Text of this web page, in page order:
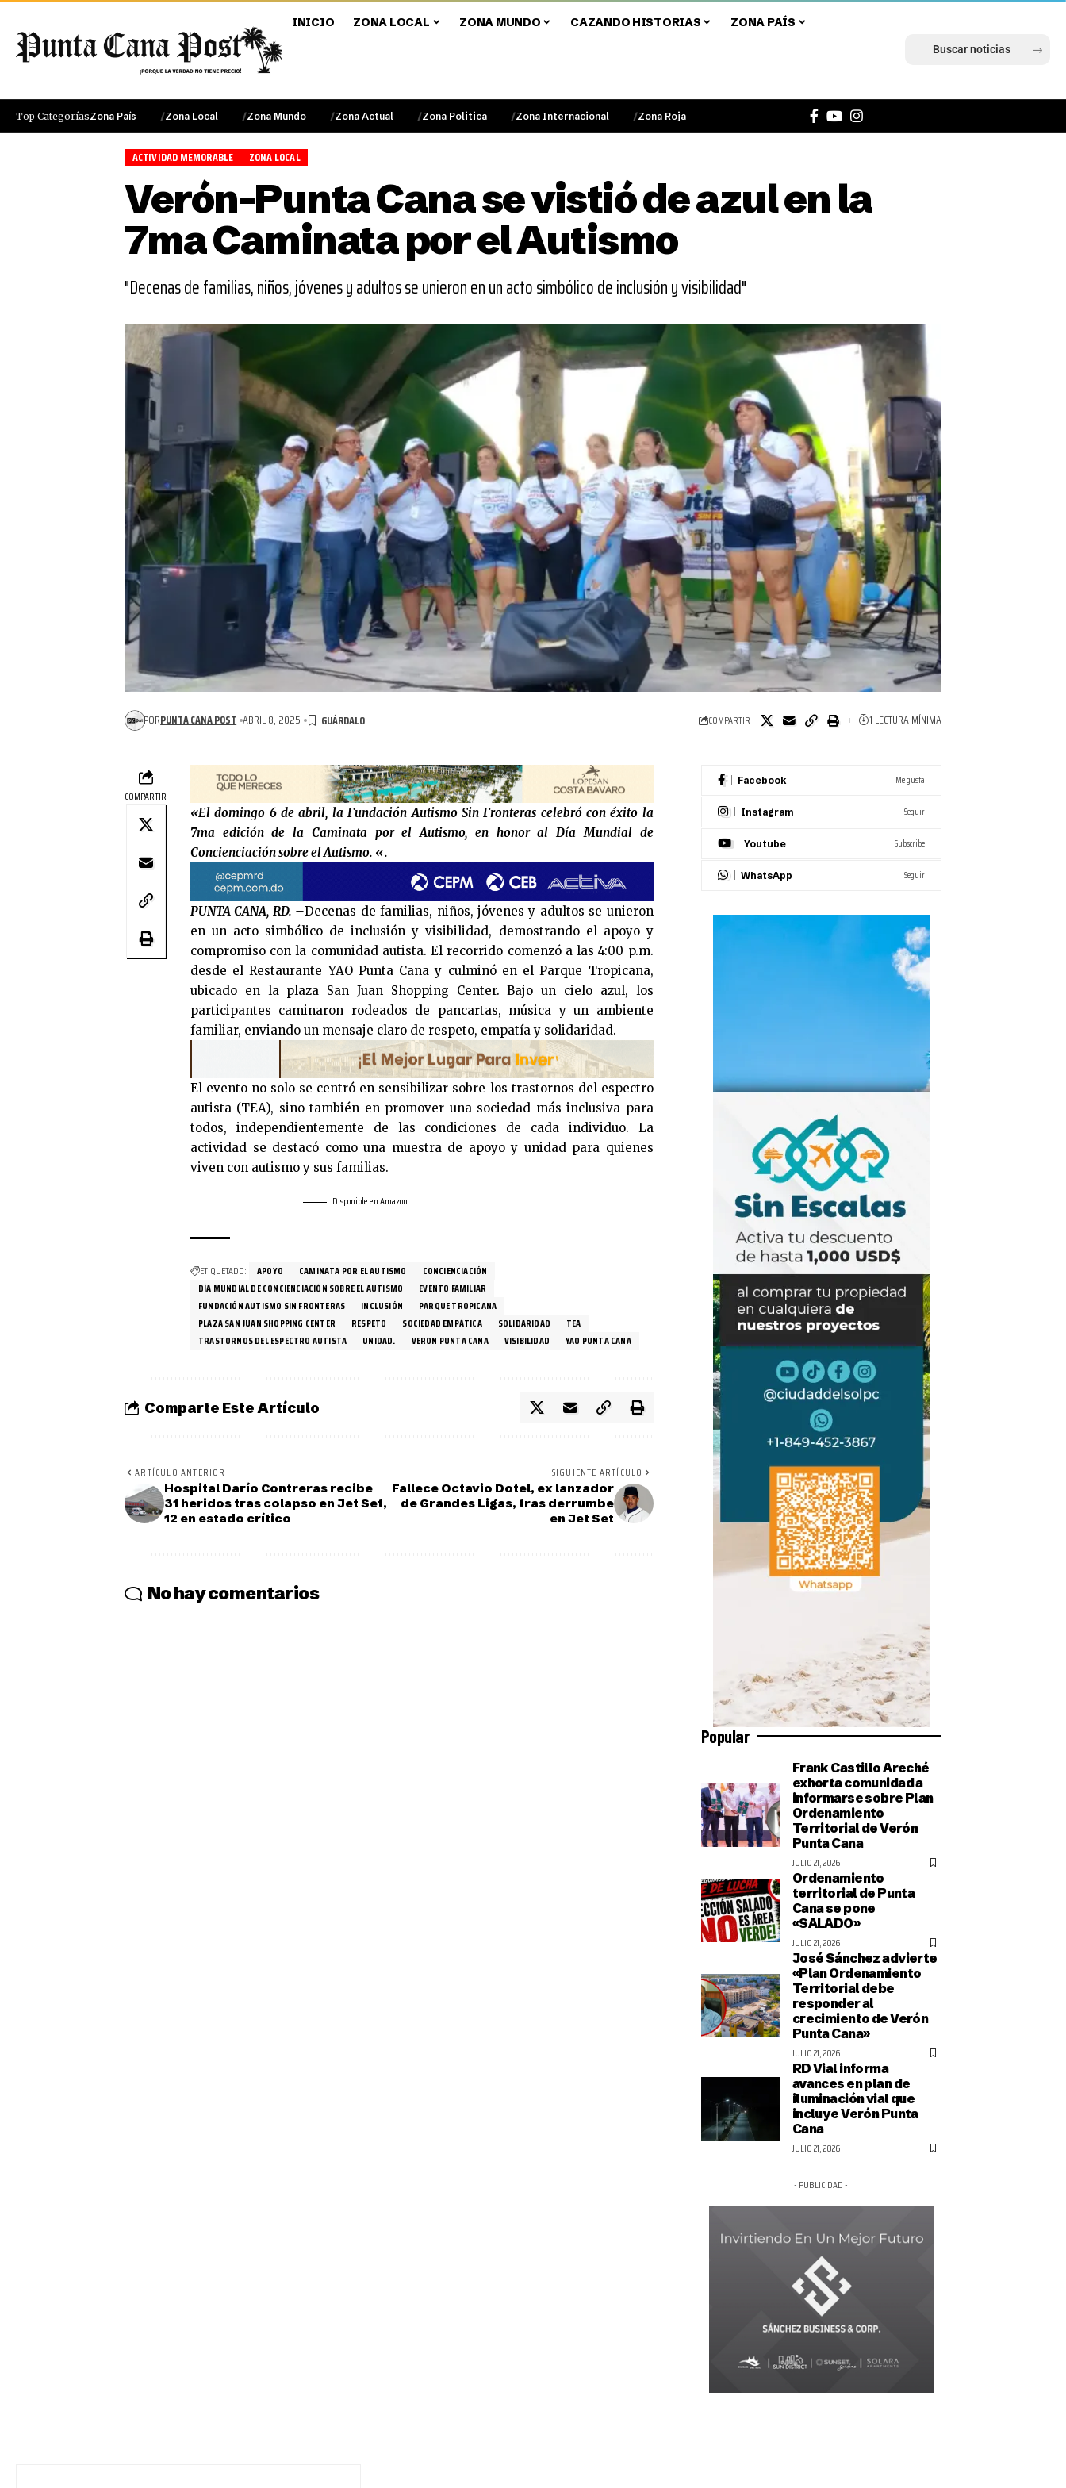
INICIO ZONA LOCAL ZONA MUNDO CAZANDO HISTORIAS ZONA PAÍS
Top CategoríasZona País Zona Local Zona Mundo Zona Actual Zona Politica Zona Internacional Zona Roja
ACTIVIDAD MEMORABLE ZONA LOCAL
Verón-Punta Cana se vistió de azul en la
7ma Caminata por el Autismo
"Decenas de familias, niños, jóvenes y adultos se unieron en un acto simbólico de inclusión y visibilidad"
PORPUNTA CANA POST ABRIL 8, 2025 COMPARTIR 1 LECTURA MÍNIMA
COMPARTIR
«El domingo 6 de abril, la Fundación Autismo Sin Fronteras celebró con éxito la
7ma edición de la Caminata por el Autismo, en honor al Día Mundial de
Concienciación sobre el Autismo. «.
PUNTA CANA, RD. –Decenas de familias, niños, jóvenes y adultos se unieron
en un acto simbólico de inclusión y visibilidad, demostrando el apoyo y
compromiso con la comunidad autista. El recorrido comenzó a las 4:00 p.m.
desde el Restaurante YAO Punta Cana y culminó en el Parque Tropicana,
ubicado en la plaza San Juan Shopping Center. Bajo un cielo azul, los
participantes caminaron rodeados de pancartas, música y un ambiente
familiar, enviando un mensaje claro de respeto, empatía y solidaridad.
El evento no solo se centró en sensibilizar sobre los trastornos del espectro
autista (TEA), sino también en promover una sociedad más inclusiva para
todos, independientemente de las condiciones de cada individuo. La
actividad se destacó como una muestra de apoyo y unidad para quienes
viven con autismo y sus familias.
Disponible en Amazon
ETIQUETADO: APOYO CAMINATA POR EL AUTISMO
CONCIENCIACIÓN
DÍA MUNDIAL DE CONCIENCIACIÓN SOBRE EL AUTISMO
EVENTO FAMILIAR
FUNDACIÓN AUTISMO SIN FRONTERAS
INCLUSIÓN
PARQUE TROPICANA
PLAZA SAN JUAN SHOPPING CENTER
RESPETO SOCIEDAD EMPÁTICA SOLIDARIDAD
TEA
TRASTORNOS DEL ESPECTRO AUTISTA
UNIDAD. VERON PUNTA CANA VISIBILIDAD YAO PUNTA CANA
Comparte Este Artículo
ARTÍCULO ANTERIOR
Hospital Darío Contreras recibe
31 heridos tras colapso en Jet Set,
12 en estado crítico
SIGUIENTE ARTÍCULO
Fallece Octavio Dotel, ex lanzador
de Grandes Ligas, tras derrumbe
en Jet Set
No hay comentarios
Facebook Me gusta
Instagram Seguir
Youtube Subscribe
WhatsApp Seguir
Popular
Frank Castillo Areché
exhorta comunidad a
informarse sobre Plan
Ordenamiento
Territorial de Verón
Punta Cana
JULIO 21, 2026
Ordenamiento
territorial de Punta
Cana se pone
«SALADO»
JULIO 21, 2026
José Sánchez advierte
«Plan Ordenamiento
Territorial debe
responder al
crecimiento de Verón
Punta Cana»
JULIO 21, 2026
RD Vial informa
avances en plan de
iluminación vial que
incluye Verón Punta
Cana
JULIO 21, 2026
- PUBLICIDAD -